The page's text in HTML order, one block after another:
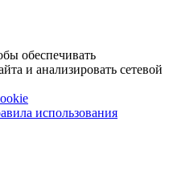
обеспечивать
и анализировать сетевой
использования